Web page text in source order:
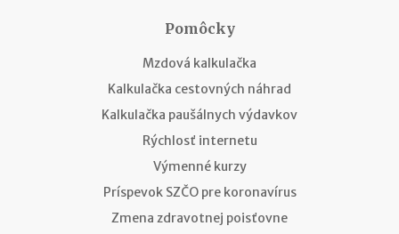
Pomôcky
Mzdová kalkulačka
Kalkulačka cestovných náhrad
Kalkulačka paušálnych výdavkov
Rýchlosť internetu
Výmenné kurzy
Príspevok SZČO pre koronavírus
Zmena zdravotnej poisťovne